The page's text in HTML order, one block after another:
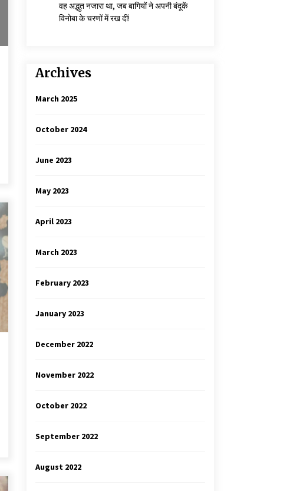
वह अद्भुत नजारा था, जब बागियों ने अपनी बंदूकें
विनोबा के चरणों में रख दीं!
Archives
March 2025
October 2024
June 2023
May 2023
April 2023
March 2023
February 2023
January 2023
December 2022
November 2022
October 2022
September 2022
August 2022